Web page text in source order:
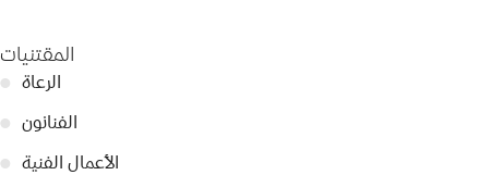
المقتنيات
● الرعاة
● الفنانون
● الأعمال الفنية